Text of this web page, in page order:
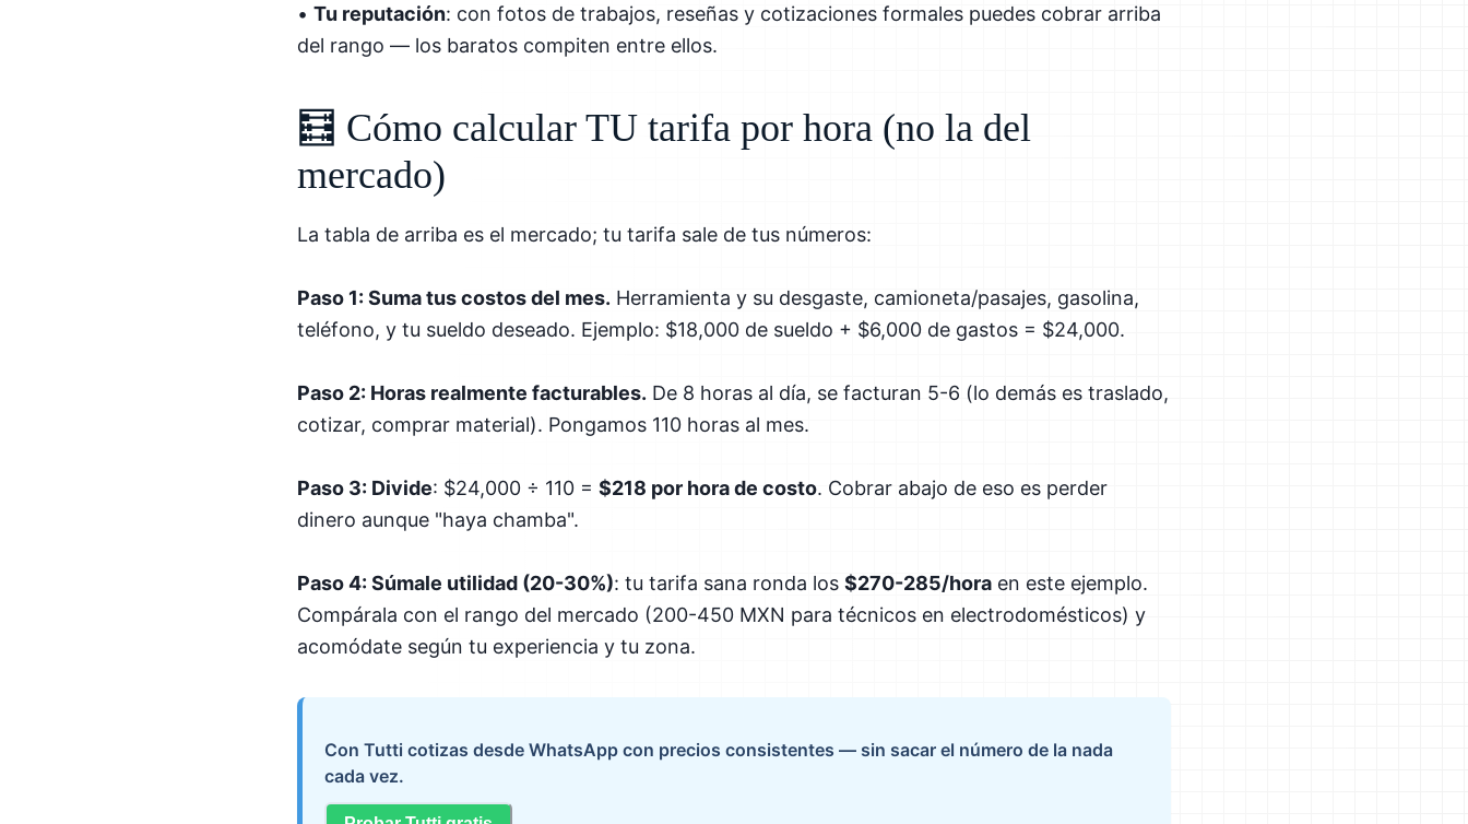
• Tu reputación: con fotos de trabajos, reseñas y cotizaciones formales puedes cobrar arriba
del rango — los baratos compiten entre ellos.
🧮 Cómo calcular TU tarifa por hora (no la del
mercado)
La tabla de arriba es el mercado; tu tarifa sale de tus números:
Paso 1: Suma tus costos del mes. Herramienta y su desgaste, camioneta/pasajes, gasolina,
teléfono, y tu sueldo deseado. Ejemplo: $18,000 de sueldo + $6,000 de gastos = $24,000.
Paso 2: Horas realmente facturables. De 8 horas al día, se facturan 5-6 (lo demás es traslado,
cotizar, comprar material). Pongamos 110 horas al mes.
Paso 3: Divide: $24,000 ÷ 110 = $218 por hora de costo. Cobrar abajo de eso es perder
dinero aunque "haya chamba".
Paso 4: Súmale utilidad (20-30%): tu tarifa sana ronda los $270-285/hora en este ejemplo.
Compárala con el rango del mercado (200-450 MXN para técnicos en electrodomésticos) y
acomódate según tu experiencia y tu zona.
Con Tutti cotizas desde WhatsApp con precios consistentes — sin sacar el número de la nada
cada vez.